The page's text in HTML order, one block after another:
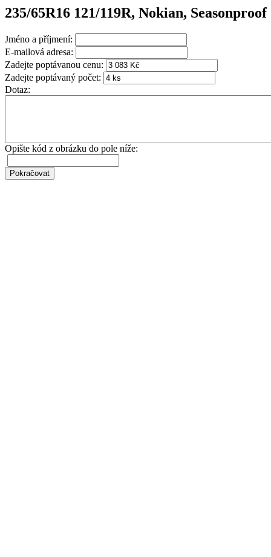
235/65R16 121/119R, Nokian,
Jméno a příjmení:
E-mailová adresa:
Zadejte poptávanou cenu:
Zadejte poptávaný počet:
Dotaz:
Opište kód z obrázku do pole níže: